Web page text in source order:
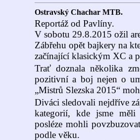
Ostravský Chachar MTB.
Reportáž od Pavlíny.
V sobotu 29.8.2015 ožil
Zábřehu opět bajkery na
začínající klasickým XC a
Trať doznala několika
pozitivní a boj nejen o
„Mistrů Slezska 2015“
Diváci sledovali nejdříve
kategorií, kde jsme měli
posléze mohli
podle věku.